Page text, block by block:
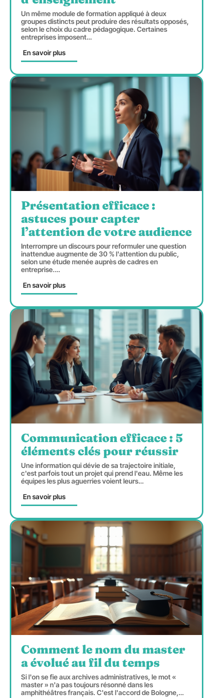
Un même module de formation appliqué à deux
groupes distincts peut produire des résultats opposés,
selon le choix du cadre pédagogique. Certaines
entreprises imposent…
En savoir plus
Présentation efficace :
astuces pour capter
l’attention de votre audience
Interrompre un discours pour reformuler une question
inattendue augmente de 30 % l'attention du public,
selon une étude menée auprès de cadres en
entreprise.…
En savoir plus
Communication efficace : 5
éléments clés pour réussir
Une information qui dévie de sa trajectoire initiale,
c'est parfois tout un projet qui prend l'eau. Même les
équipes les plus aguerries voient leurs…
En savoir plus
Comment le nom du master
a évolué au fil du temps
Si l'on se fie aux archives administratives, le mot «
master » n'a pas toujours résonné dans les
amphithéâtres français. C'est l'accord de Bologne,…